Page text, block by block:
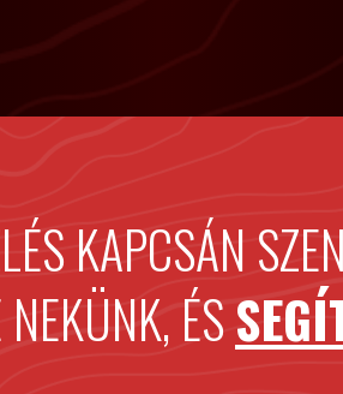
KAPCSÁN
NEKÜNK, ÉS